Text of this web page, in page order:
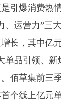
引爆消费热
、运营力”三
增长，其中
单品引领、新
佰草集前三
个线上亿元